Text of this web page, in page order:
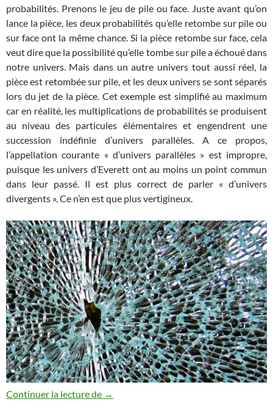
probabilités. Prenons le jeu de pile ou face. Juste avant qu’on
lance la pièce, les deux probabilités qu’elle retombe sur pile ou
sur face ont la même chance. Si la pièce retombe sur face, cela
veut dire que la possibilité qu’elle tombe sur pile a échoué dans
notre univers. Mais dans un autre univers tout aussi réel, la
pièce est retombée sur pile, et les deux univers se sont séparés
lors du jet de la pièce. Cet exemple est simplifié au maximum
car en réalité, les multiplications de probabilités se produisent
au niveau des particules élémentaires et engendrent une
succession indéfinie d’univers parallèles. A ce propos,
l’appellation courante « d’univers parallèles » est impropre,
puisque les univers d’Everett ont au moins un point commun
dans leur passé. Il est plus correct de parler « d’univers
divergents ». Ce n’en est que plus vertigineux.
Continuer la lecture de Contes de l’Outre-temps (1) : L’univers
→